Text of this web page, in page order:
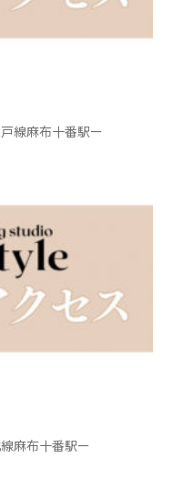
線麻布十番駅ー
麻布十番駅ー